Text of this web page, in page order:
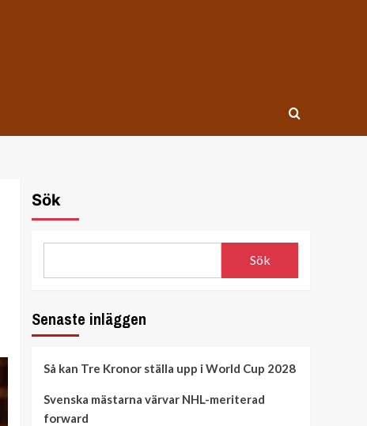
Sök
Sök
Senaste inläggen
Så kan Tre Kronor ställa upp i World Cup 2028
Svenska mästarna värvar NHL-meriterad
forward